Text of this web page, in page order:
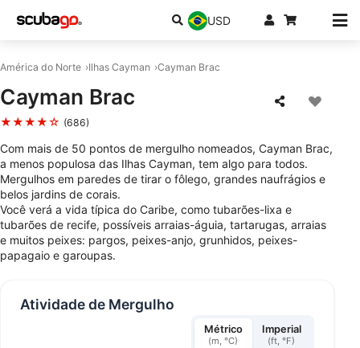
USD
América do Norte Ilhas Cayman Cayman Brac
Cayman Brac
★★★★☆ (686)
Com mais de 50 pontos de mergulho nomeados, Cayman Brac,
a menos populosa das Ilhas Cayman, tem algo para todos.
Mergulhos em paredes de tirar o fôlego, grandes naufrágios e
belos jardins de corais.
Você verá a vida típica do Caribe, como tubarões-lixa e
tubarões de recife, possíveis arraias-águia, tartarugas, arraias
e muitos peixes: pargos, peixes-anjo, grunhidos, peixes-
papagaio e garoupas.
Atividade de Mergulho
Métrico
(m, °C)
Imperial
(ft, °F)